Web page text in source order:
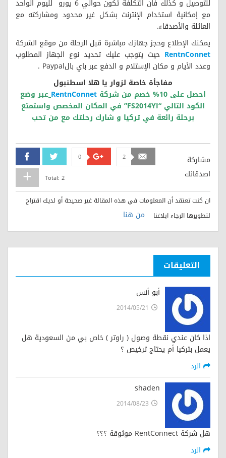
للتوصيل و كذلك فان التكلفة تكون حوالي 6 يورو لليوم الواحد
مع إمكانية استخدام الإنترنت بشكل غير محدود ومشاركته مع
العائلة والأصدقاء.
يمكنك الإطلاع وحجز جهازك مباشرة قبل الرحلة من موقع الشركة
RentnConnet حيث يتوجب عليك تحديد نوع الجهاز المطلوب
وعدد الأيام و مكان الإستلام و الدفع عبر باي بالPaypal .
مفاجأة خاصة لزوار يا هلا اسطنبول
احصل على 10% خصم من شركة
RentnConnet عبر وضع
الكود التالي “FS2014YI” في المكان المخصص واستمتع
برحلة رائعة في تركيا و شارك رحلتك مع من تحب
مشاركة
اصدقائك
Facebook Twitter
0 Google+
2
Total: 2
ان كنت تعتقد أن المعلومات في هذه المقالة غير صحيحة أو لديك اقتراح
لتطويرها الرجاء ابلاغنا
من هنا
التعليقات
أبو أنس
2014/05/21
اذا كان عندي نقطة وصول ( راوتر ) خاص بي من السعودية هل
يعمل بتركيا أم يحتاج ترخيص ؟
الرد
shaden
2014/08/23
هل شركة RentConnect موثوقة ؟؟؟
الرد